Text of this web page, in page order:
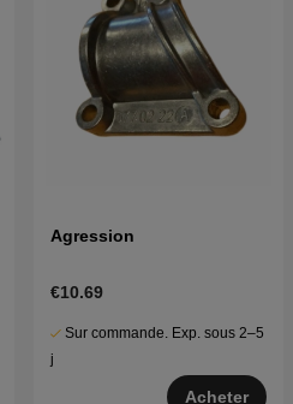
Agression
€10.69
Sur commande. Exp. sous 2–5
j
Acheter